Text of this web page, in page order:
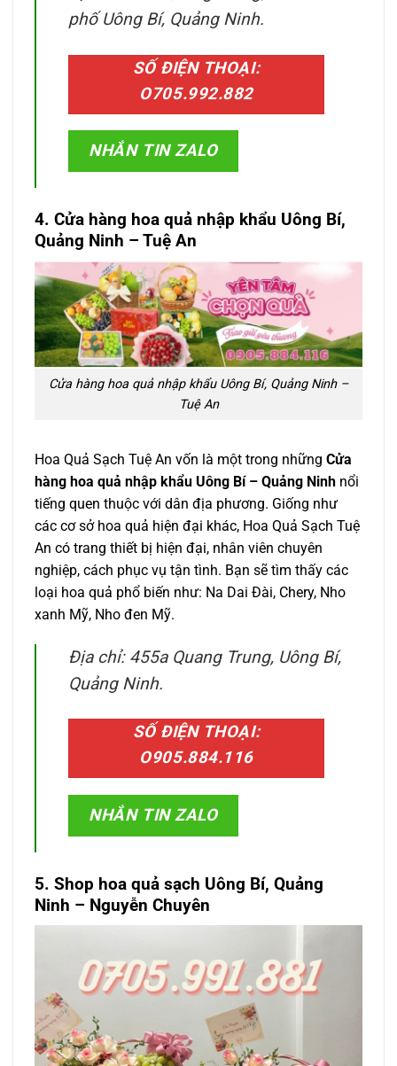
phố Uông Bí, Quảng Ninh.
SỐ ĐIỆN THOẠI:
O705.992.882
NHẮN TIN ZALO
4. Cửa hàng hoa quả nhập khẩu Uông Bí,
Quảng Ninh – Tuệ An
Cửa hàng hoa quả nhập khẩu Uông Bí, Quảng Ninh –
Tuệ An
Hoa Quả Sạch Tuệ An vốn là một trong những Cửa
hàng hoa quả nhập khẩu Uông Bí – Quảng Ninh nổi
tiếng quen thuộc với dân địa phương. Giống như
các cơ sở hoa quả hiện đại khác, Hoa Quả Sạch Tuệ
An có trang thiết bị hiện đại, nhân viên chuyên
nghiệp, cách phục vụ tận tình. Bạn sẽ tìm thấy các
loại hoa quả phổ biến như: Na Dai Đài, Chery, Nho
xanh Mỹ, Nho đen Mỹ.
Địa chỉ: 455a Quang Trung, Uông Bí,
Quảng Ninh.
SỐ ĐIỆN THOẠI:
O905.884.116
NHẮN TIN ZALO
5. Shop hoa quả sạch Uông Bí, Quảng
Ninh – Nguyễn Chuyên